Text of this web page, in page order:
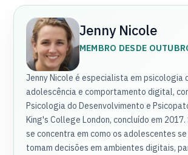
Jenny Nicole
MEMBRO DESDE
Jenny Nicole é especialista em psicologia
adolescência e comportamento digital,
Psicologia do Desenvolvimento e
King's College London, concluído em
se concentra em como os adolescentes se
tomam decisões em ambientes digitais,